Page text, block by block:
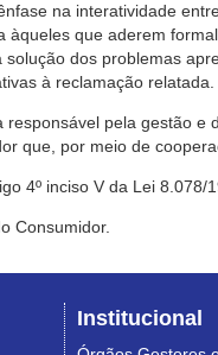
na interatividade
àqueles que aderem
dos problemas
à reclamação relatada.
pela gestão e
que, por meio de
4º inciso V da Lei 8.078/
Consumidor.
Institucional